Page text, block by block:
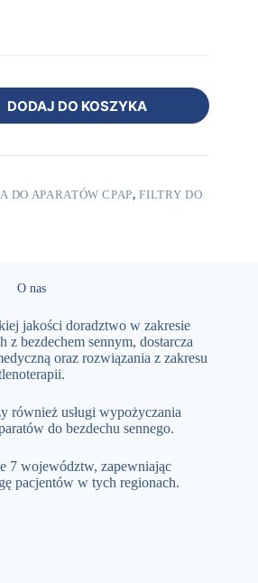
DODAJ DO KOSZYKA
DO APARATÓW CPAP,FILTRY DO
O nas
jakości doradztwo w zakresie
z bezdechem sennym, dostarcza
oraz rozwiązania z zakresu
również usługi wypożyczania
do bezdechu sennego.
7 województw, zapewniając
pacjentów w tych regionach.